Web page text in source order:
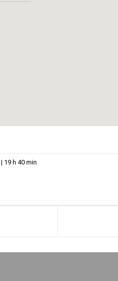
| 19 h 40 min